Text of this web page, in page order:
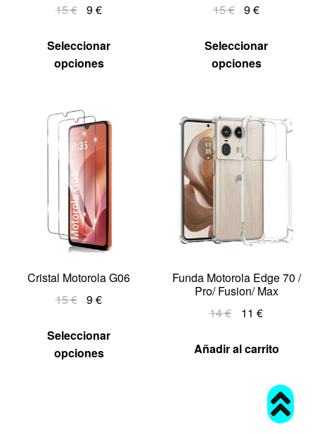
15€ 9€
Seleccionar
opciones
15€ 9€
Seleccionar
opciones
Cristal Motorola G06
15€ 9€
Seleccionar
opciones
Funda Motorola Edge 70 /
Pro/ Fusion/ Max
14€ 11 €
Añadir al carrito